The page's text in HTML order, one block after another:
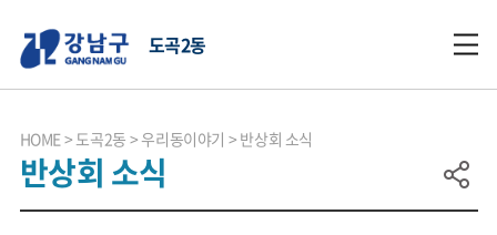
도곡2동
HOME 도곡2동 우리동이야기 반상회 소식
반상회 소식